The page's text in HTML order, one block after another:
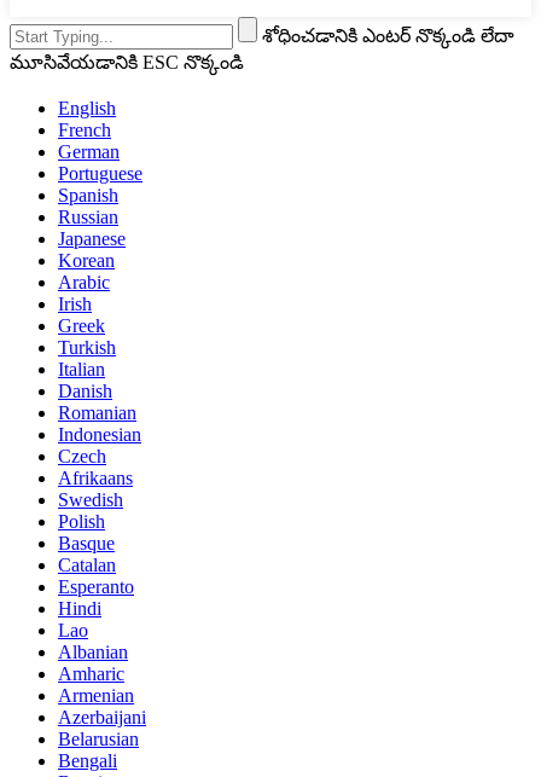
శోధించడానికి ఎంటర్ నొక్కండి లేదా
మూసివేయడానికి ESC నొక్కండి
English
French
German
Portuguese
Spanish
Russian
Japanese
Korean
Arabic
Irish
Greek
Turkish
Italian
Danish
Romanian
Indonesian
Czech
Afrikaans
Swedish
Polish
Basque
Catalan
Esperanto
Hindi
Lao
Albanian
Amharic
Armenian
Azerbaijani
Belarusian
Bengali